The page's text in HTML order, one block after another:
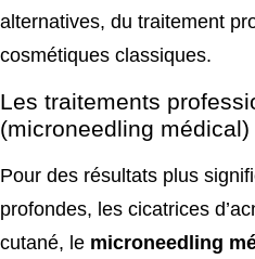
alternatives, du traitement
cosmétiques classiques.
Les traitements
(microneedling médical)
Pour des résultats plus
profondes, les cicatrices
cutané, le microneedling